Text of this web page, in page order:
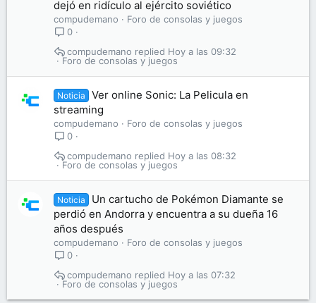
dejó en ridículo al ejército soviético
compudemano
Foro de consolas y juegos
0
Foro de consolas y juegos
Hoy a las 09:32
compudemano
Noticia
Ver online Sonic: La Pelicula en
streaming
compudemano
Foro de consolas y juegos
0
Foro de consolas y juegos
Hoy a las 08:32
compudemano
Noticia
Un cartucho de Pokémon Diamante se
perdió en Andorra y encuentra a su dueña 16
años después
compudemano
Foro de consolas y juegos
0
Foro de consolas y juegos
Hoy a las 07:32
compudemano